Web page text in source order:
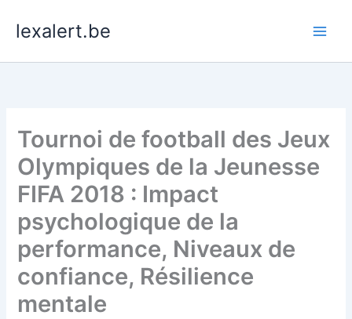
lexalert.be
Tournoi de football des Jeux
Olympiques de la Jeunesse
FIFA 2018 : Impact
psychologique de la
performance, Niveaux de
confiance, Résilience
mentale